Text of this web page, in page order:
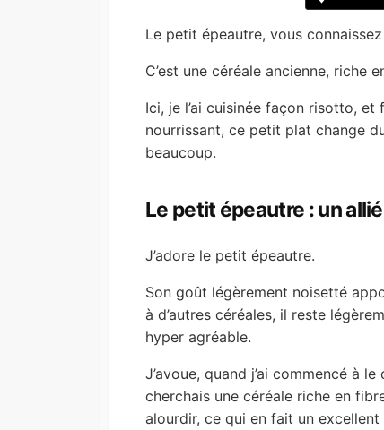
Le petit épeautre, vous
C’est une céréale ancienne, riche
Ici, je l’ai cuisinée façon risotto,
nourrissant, ce petit plat change
beaucoup.
Le petit épeautre : un
J’adore le petit épeautre.
Son goût légèrement noisetté
à d’autres céréales, il reste
hyper agréable.
J’avoue, quand j’ai commencé à
cherchais une céréale riche en
alourdir, ce qui en fait un